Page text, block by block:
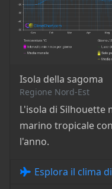
Isola della sagoma
Regione Nord-Est
L'isola di Silhouette
marino tropicale
l'anno.
Esplora il clima